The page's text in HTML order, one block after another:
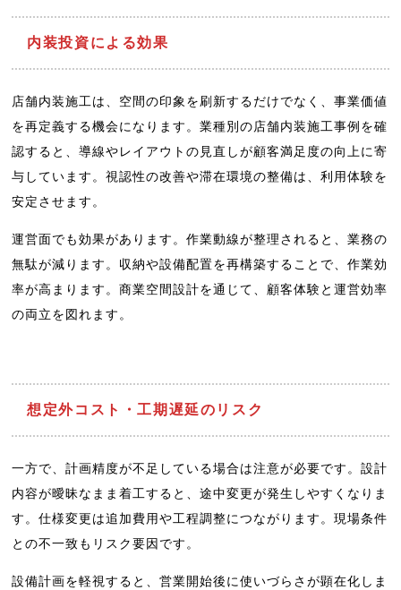
内装投資による効果
店舗内装施工は、空間の印象を刷新するだけでなく、事業価値
を再定義する機会になります。業種別の店舗内装施工事例を確
認すると、導線やレイアウトの見直しが顧客満足度の向上に寄
与しています。視認性の改善や滞在環境の整備は、利用体験を
安定させます。
運営面でも効果があります。作業動線が整理されると、業務の
無駄が減ります。収納や設備配置を再構築することで、作業効
率が高まります。商業空間設計を通じて、顧客体験と運営効率
の両立を図れます。
想定外コスト・工期遅延のリスク
一方で、計画精度が不足している場合は注意が必要です。設計
内容が曖昧なまま着工すると、途中変更が発生しやすくなりま
す。仕様変更は追加費用や工程調整につながります。現場条件
との不一致もリスク要因です。
設備計画を軽視すると、営業開始後に使いづらさが顕在化しま